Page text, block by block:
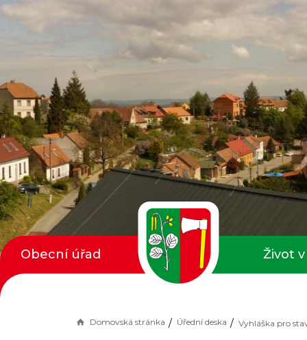
Domovská stránka Úřední deska
Obecní úřad Život